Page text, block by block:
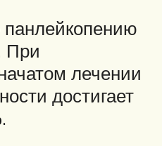
При
лечении
достигает